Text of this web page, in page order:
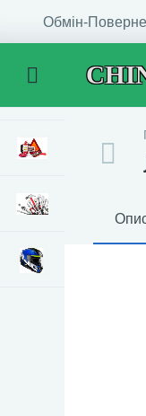
Обмін-